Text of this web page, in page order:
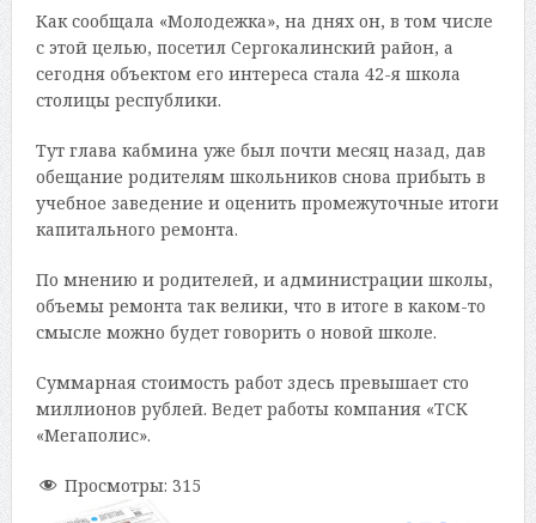
Как сообщала «Молодежка», на днях он, в том числе
с этой целью, посетил Сергокалинский район, а
сегодня объектом его интереса стала 42-я школа
столицы республики.
Тут глава кабмина уже был почти месяц назад, дав
обещание родителям школьников снова прибыть в
учебное заведение и оценить промежуточные итоги
капитального ремонта.
По мнению и родителей, и администрации школы,
объемы ремонта так велики, что в итоге в каком-то
смысле можно будет говорить о новой школе.
Суммарная стоимость работ здесь превышает сто
миллионов рублей. Ведет работы компания «ТСК
«Мегаполис».
Просмотры: 315